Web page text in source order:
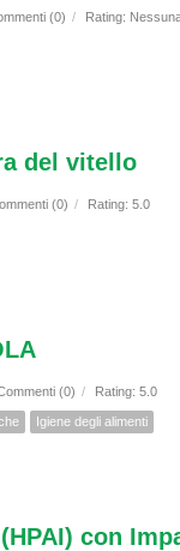
(0) / Rating:
del vitello
(0) / Rating: 5.0
(0) / Rating: 5.0
Igiene degli alimenti
con